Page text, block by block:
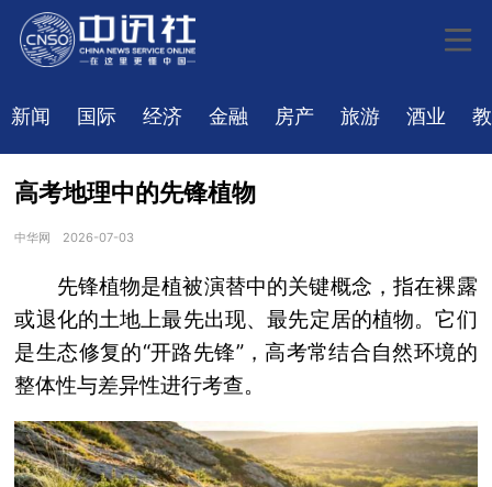
新闻 国际 经济 金融 房产 旅游 酒业
高考地理中的先锋植物
中华网 2026-07-03
先锋植物是植被演替中的关键概念，指在裸露
或退化的土地上最先出现、最先定居的植物。它们
是生态修复的“开路先锋”，高考常结合自然环境的
整体性与差异性进行考查。